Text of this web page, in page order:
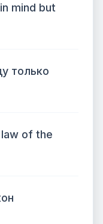
mind but
только
law of the